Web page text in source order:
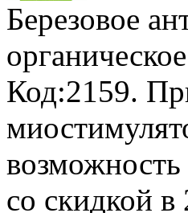
Березовое
органическое
Код:2159.
со скидкой в